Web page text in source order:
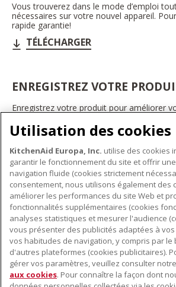
Vous trouverez dans le mode d’emploi
nécessaires sur votre nouvel appareil.
rapide garantie!
TÉLÉCHARGER
ENREGISTREZ VOTRE
Enregistrez votre produit pour améliorer
bénéficier d'offres et de promotions
conseils et des astuces, et bien plus encore.
INSCRIVEZ-VOUS DÈS À PRÉSENT
À PROPOS DE KITCHENAID
À propos de KitchenAid
Histoire de la marque
Communiqués de presse
NOS PRODUITS
Petits électroménagers
Matériel de cuisine
SERVICE CLIENT
Utilisation des cookies
KitchenAid Europa, Inc. utilise des cookies
garantir le fonctionnement du site et offrir
navigation fluide (cookies strictement
consentement, nous utilisons également des
améliorer les performances du site Web et
fonctionnalités supplémentaires (cookies
analyses statistiques et mesurer l'audience
vous présenter des publicités adaptées à
vos habitudes de navigation, y compris par le
d'autres plateformes (cookies publicitaires).
gérer vos paramètres, veuillez consulter notre
aux cookies. Pour connaître la façon dont